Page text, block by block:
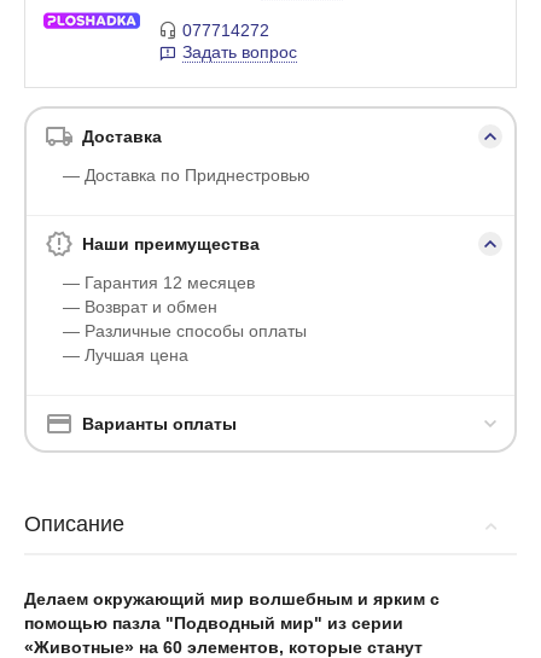
077714272
Задать вопрос
Доставка
— Доставка по Приднестровью
Наши преимущества
— Гарантия 12 месяцев
— Возврат и обмен
— Различные способы оплаты
— Лучшая цена
Варианты оплаты
Описание
Делаем окружающий мир волшебным и ярким с
помощью пазла "Подводный мир" из серии
«Животные» на 60 элементов, которые станут